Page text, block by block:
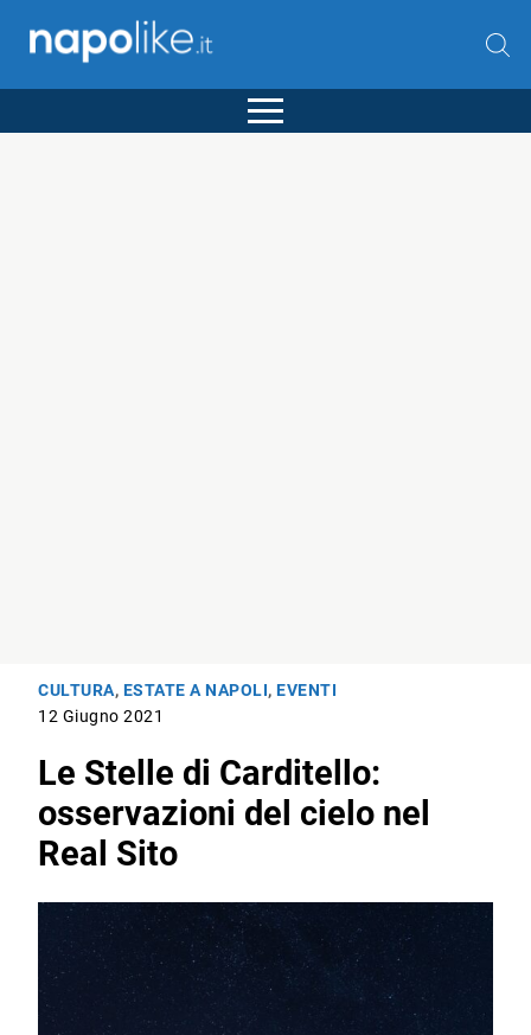
CULTURA, ESTATE A NAPOLI,EVENTI
12 Giugno 2021
Le Stelle di Carditello:
osservazioni del cielo nel
Real Sito